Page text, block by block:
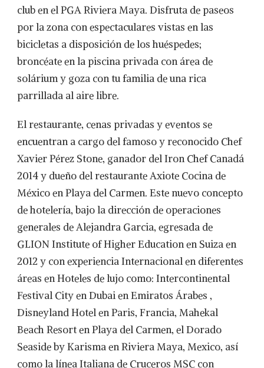
club en el PGA Riviera Maya. Disfruta de paseos
por la zona con espectaculares vistas en las
bicicletas a disposición de los huéspedes;
broncéate en la piscina privada con área de
solárium y goza con tu familia de una rica
parrillada al aire libre.
El restaurante, cenas privadas y eventos se
encuentran a cargo del famoso y reconocido Chef
Xavier Pérez Stone, ganador del Iron Chef Canadá
2014 y dueño del restaurante Axiote Cocina de
México en Playa del Carmen. Este nuevo concepto
de hotelería, bajo la dirección de operaciones
generales de Alejandra Garcia, egresada de
GLION Institute of Higher Education en Suiza en
2012 y con experiencia Internacional en diferentes
áreas en Hoteles de lujo como: Intercontinental
Festival City en Dubai en Emiratos Árabes ,
Disneyland Hotel en Paris, Francia, Mahekal
Beach Resort en Playa del Carmen, el Dorado
Seaside by Karisma en Riviera Maya, Mexico, así
como la línea Italiana de Cruceros MSC con